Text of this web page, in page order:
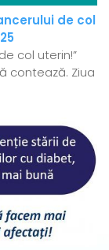
de col
col uterin!”
contează. Ziua